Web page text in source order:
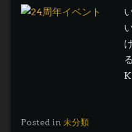
Posted in未分類